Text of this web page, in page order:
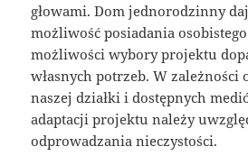
głowami. Dom jednorodzinny
możliwość posiadania
możliwości wybory projektu
własnych potrzeb. W zależności
naszej działki i dostępnych
adaptacji projektu należy
odprowadzania nieczystości.